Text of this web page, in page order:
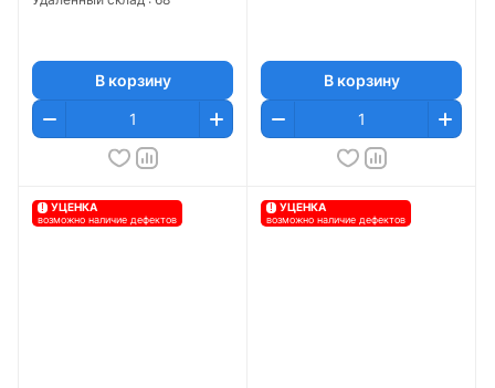
В корзину В корзину
! УЦЕНКА
возможно наличие дефектов
! УЦЕНКА
возможно наличие дефектов